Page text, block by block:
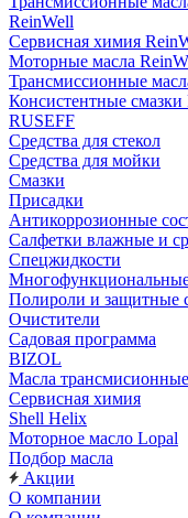
ReinWell
Сервисная химия
Моторные масла
Трансмиссионные
Консистентные смазки
RUSEFF
Средства для стекол
Средства для мойки
Смазки
Присадки
Антикоррозионные
Салфетки влажные и
Спецжидкости
Многофункциональные
Полироли и защитные
Очистители
Садовая программа
BIZOL
Масла трансмисионные
Сервисная химия
Shell Helix
Моторное масло Lopal
Подбор масла
Акции
О компании